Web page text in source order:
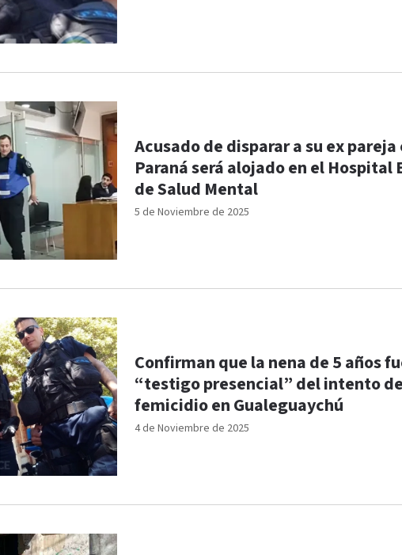
5 de Noviembre de 2025
Acusado de disparar a su ex pareja
Paraná será alojado en el Hospital
de Salud Mental
4 de Noviembre de 2025
Confirman que la nena de 5 años
“testigo presencial” del intento de
femicidio en Gualeguaychú